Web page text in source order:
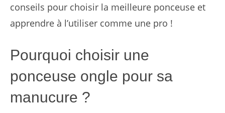
conseils pour choisir la meilleure ponceuse et
apprendre à l’utiliser comme une pro !
Pourquoi choisir une
ponceuse ongle pour sa
manucure ?